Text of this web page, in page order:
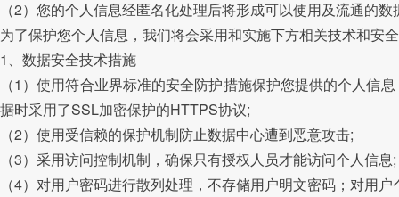
（2）您的个人信息经匿名化处理后将形成可以使用及流通的
为了保护您个人信息，我们将会采用和实施下方相关技术和安
1、数据安全技术措施
（1）使用符合业界标准的安全防护措施保护您提供的个人
据时采用了SSL加密保护的HTTPS协议;
（2）使用受信赖的保护机制防止数据中心遭到恶意攻击;
（3）采用访问控制机制，确保只有授权人员才能访问个人信息;
（4）对用户密码进行散列处理，不存储用户明文密码；对用